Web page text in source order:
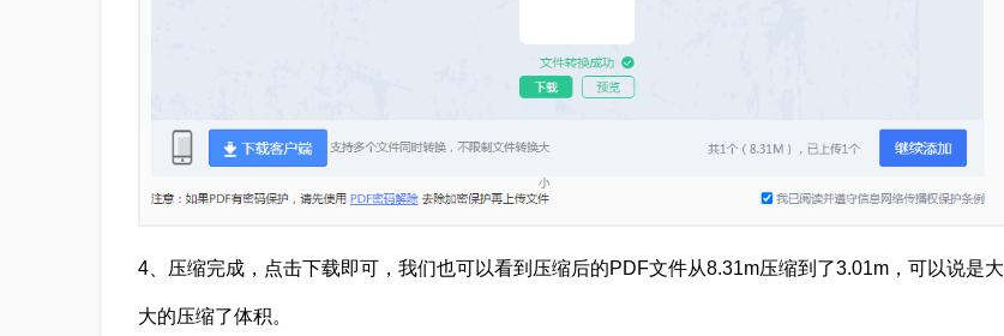
4、压缩完成，点击下载即可，我们也可以看到压缩后的PDF文件从8.31m压缩到了3.01m，可以说是大
大的压缩了体积。